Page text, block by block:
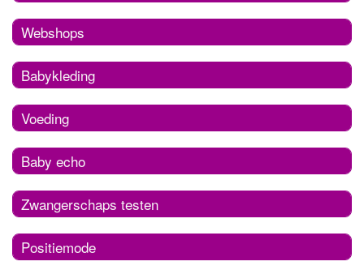
Webshops
Babykleding
Voeding
Baby echo
Zwangerschaps testen
Positiemode